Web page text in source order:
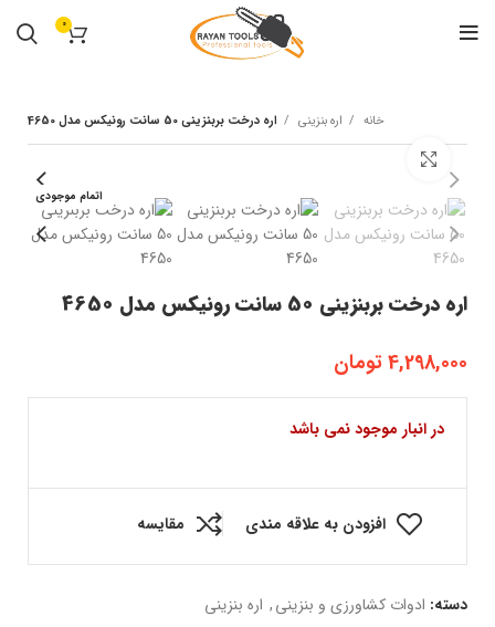
0
خانه اره بنزینی اره درخت بربنزینی 50 سانت رونیکس مدل 4650
اتمام موجودی
اره درخت بربنزینی 50 سانت رونیکس مدل 4650
4,298,000تومان
در انبار موجود نمی باشد
افزودن به علاقه مندی مقایسه
دسته: ادوات کشاورزی و بنزینی, اره بنزینی